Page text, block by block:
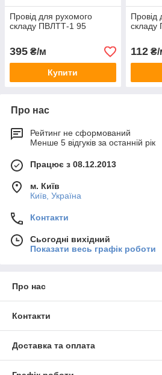
Провід для рухомого
складу ПВЛТТ-1 95
395 ₴/м
Купити
Провід
112₴/
Про нас
Рейтинг не сформований
Менше 5 відгуків за останній рік
Працює з 08.12.2013
м. Київ
Київ, Україна
Контакти
Сьогодні вихідний
Показати весь графік роботи
Про нас
Контакти
Доставка та оплата